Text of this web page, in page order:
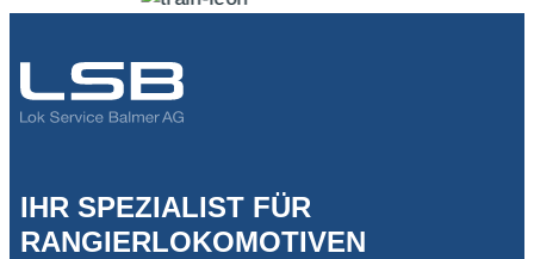
IHR SPEZIALIST FÜR
RANGIERLOKOMOTIVEN